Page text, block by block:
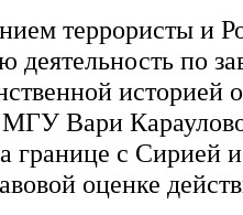
террористы и
деятельность по
историей
МГУ Вари
границе с Сирией
оценке